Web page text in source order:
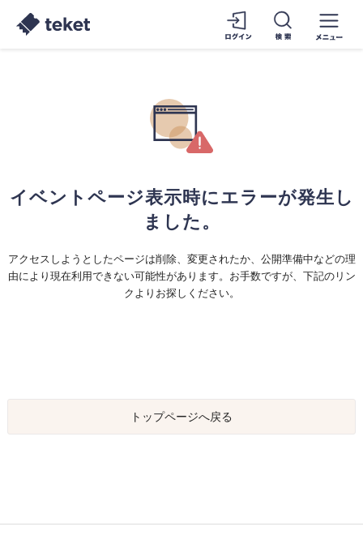
イベントページ表示時にエラーが発生し
ました。
アクセスしようとしたページは削除、変更されたか、公開準備中などの理
由により現在利用できない可能性があります。お手数ですが、下記のリン
クよりお探しください。
トップページへ戻る